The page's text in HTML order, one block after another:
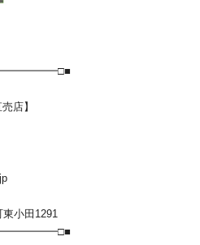
店】
小田1291